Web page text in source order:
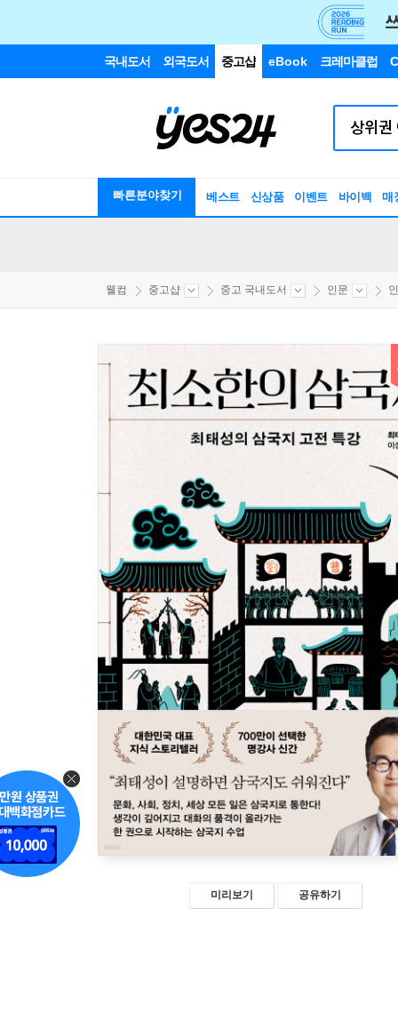
국내도서 외국도서 중고샵 eBook 크레마클럽
빠른분야찾기 베스트 신상품 이벤트 바이백 매
웰컴 중고샵 중고 국내도서 인문
미리보기 공유하기